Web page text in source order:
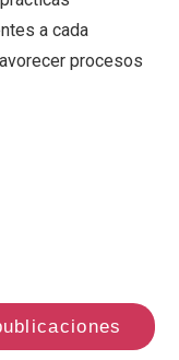
a cada
procesos